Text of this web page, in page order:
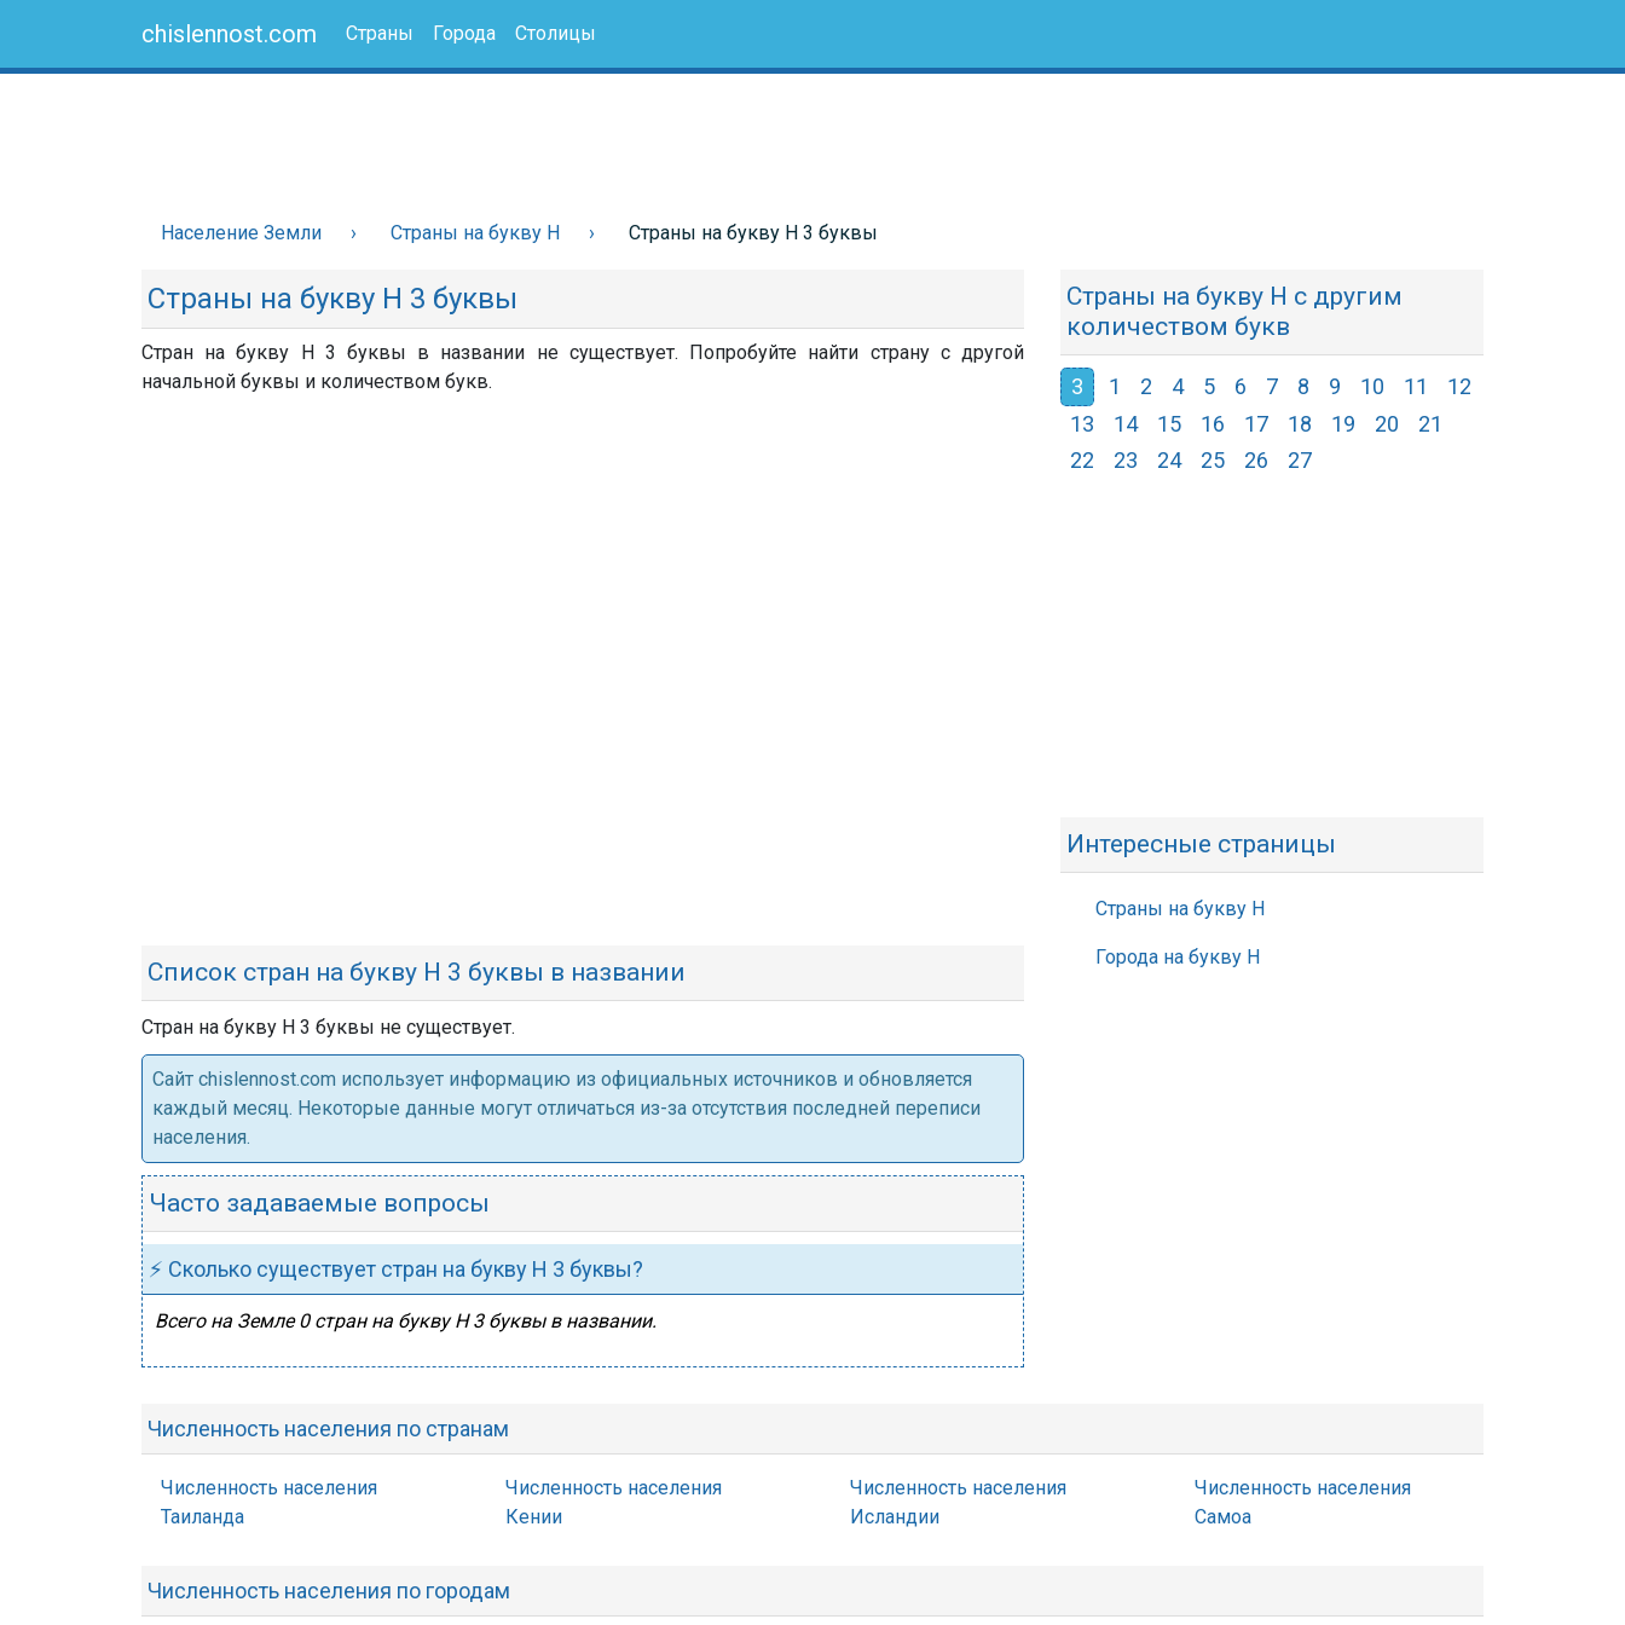
chislennost.com Страны Города Столицы
Население Земли Страны на букву Н Страны на букву Н 3 буквы
Страны на букву Н 3 буквы
Стран на букву Н 3 буквы в названии не существует. Попробуйте найти страну с другой
начальной буквы и количеством букв.
Список стран на букву Н 3 буквы в названии
Стран на букву Н 3 буквы не существует.
Cайт chislennost.com использует информацию из официальных источников и обновляется
каждый месяц. Некоторые данные могут отличаться из-за отсутствия последней переписи
населения.
Часто задаваемые вопросы
⚡ Сколько существует стран на букву Н 3 буквы?
Всего на Земле 0 стран на букву Н 3 буквы в названии.
Страны на букву Н с другим
количеством букв
3 1 2 4 5 6 7 8 9 10 11
12
13
14 15 16 17 18 19 20
21
22
23 24 25 26 27
Интересные страницы
Страны на букву Н
Города на букву Н
Численность населения по странам
Численность населения
Таиланда
Численность населения
Кении
Численность населения
Исландии
Численность населения
Самоа
Численность населения по городам